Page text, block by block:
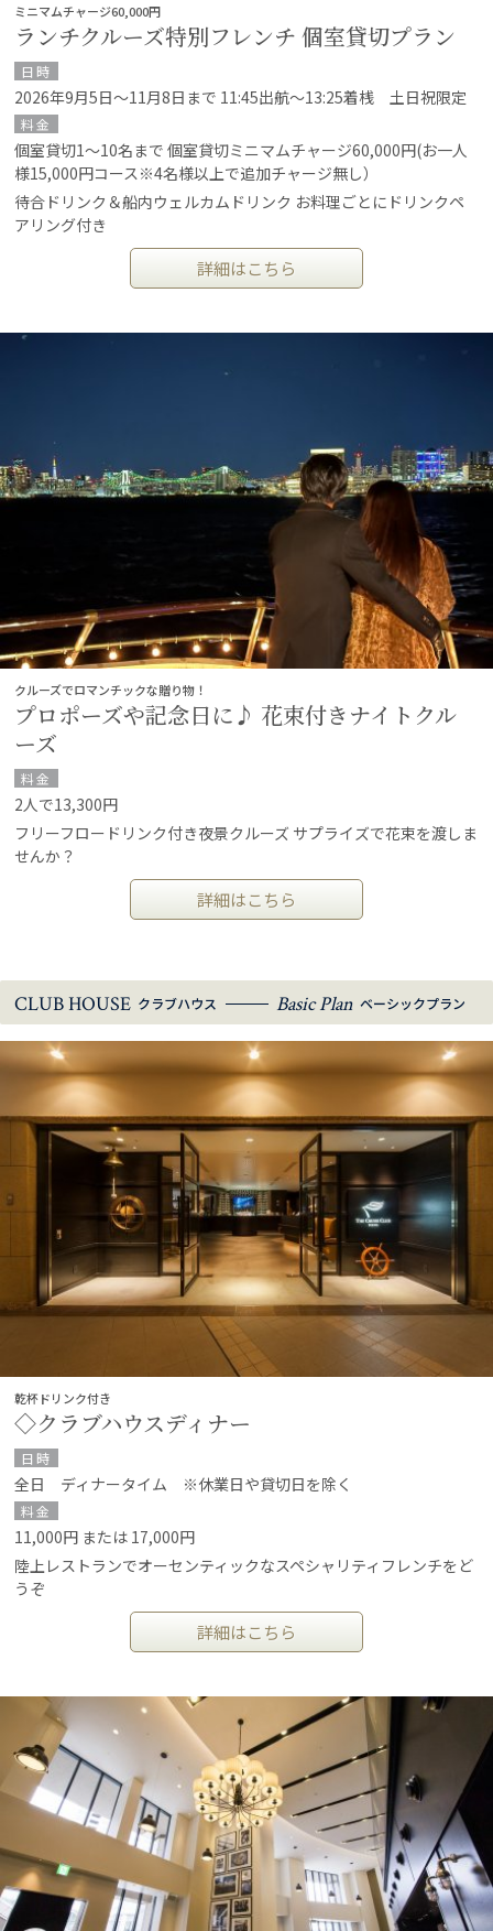
ミニマムチャージ60,000円
ランチクルーズ特別フレンチ 個室貸切プラン
日時
2026年9月5日～11月8日まで 11:45出航～13:25着桟 土日祝限定
料金
個室貸切1～10名まで 個室貸切ミニマムチャージ60,000円(お一人
様15,000円コース※4名様以上で追加チャージ無し）
待合ドリンク＆船内ウェルカムドリンク お料理ごとにドリンクペ
アリング付き
詳細はこちら
クルーズでロマンチックな贈り物！
プロポーズや記念日に♪ 花束付きナイトクル
ーズ
料金
2人で13,300円
フリーフロードリンク付き夜景クルーズ サプライズで花束を渡しま
せんか？
詳細はこちら
CLUB HOUSE クラブハウス Basic Plan ベーシックプラン
乾杯ドリンク付き
◇クラブハウスディナー
日時
全日 ディナータイム ※休業日や貸切日を除く
料金
11,000円 または 17,000円
陸上レストランでオーセンティックなスペシャリティフレンチをど
うぞ
詳細はこちら